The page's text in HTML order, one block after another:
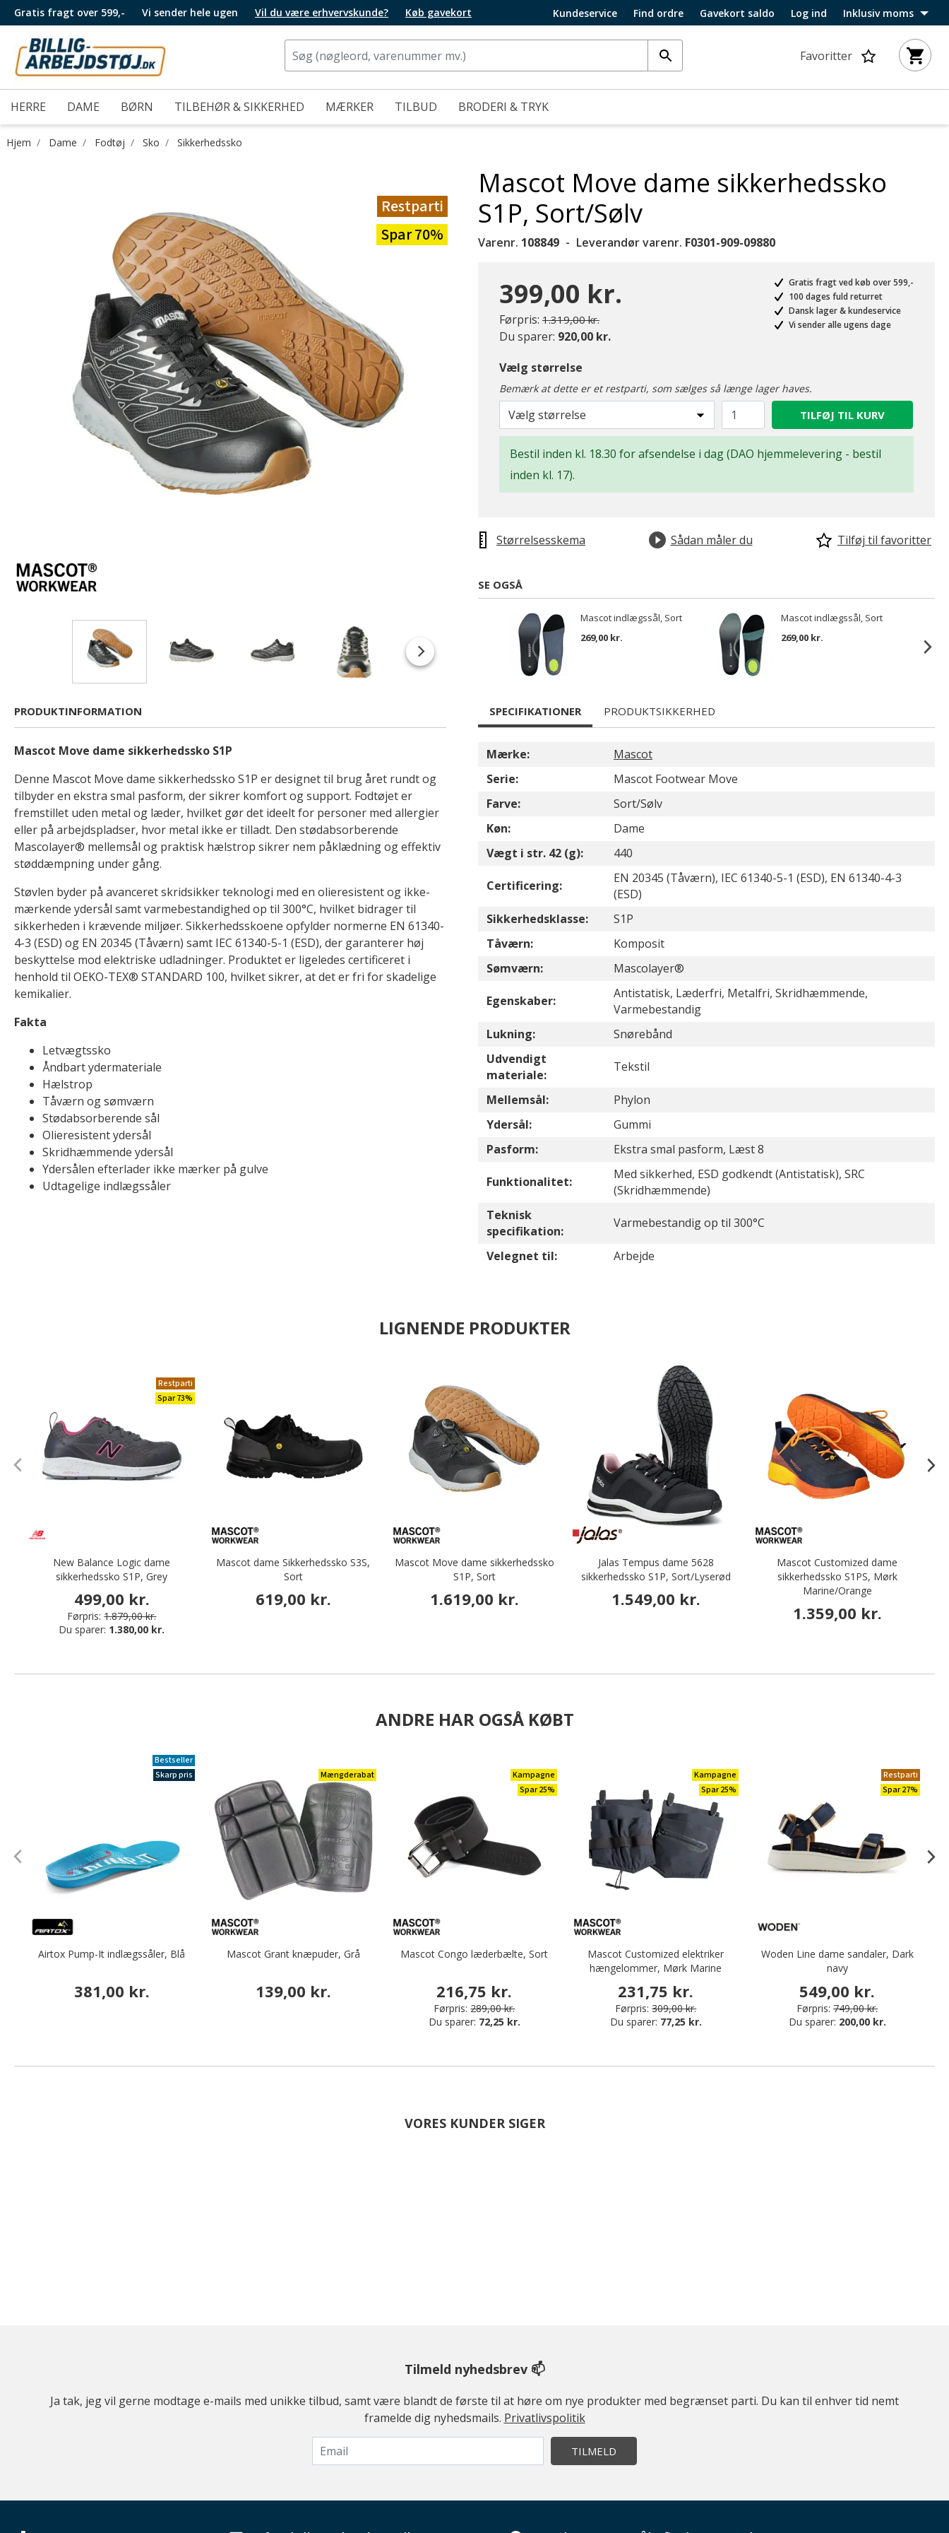
Gratis fragt over 599,- Vi sender hele ugen Vil du være erhvervskunde? Køb gavekort Kundeservice Find ordre Gavekort saldo Log ind Inklusiv moms
Favoritter
HERRE DAME BØRN TILBEHØR & SIKKERHED MÆRKER TILBUD BRODERI & TRYK
Hjem Dame Fodtøj Sko Sikkerhedssko
Restparti
Spar 70%
Mascot Move dame sikkerhedssko
S1P, Sort/Sølv
Varenr. 108849 Leverandør varenr. F0301-909-09880
399,00 kr.
Førpris: Pris nedsat fra
1.319,00 kr.til
Du sparer: 920,00 kr.
Gratis fragt ved køb over 599,-
100 dages fuld returret
Dansk lager & kundeservice
Vi sender alle ugens dage
Vælg størrelse
Bemærk at dette er et restparti, som sælges så længe lager haves.
Vælg størrelse TILFØJ TIL KURV
Bestil inden kl. 18.30 for afsendelse i dag (DAO hjemmelevering - bestil
inden kl. 17).
Størrelsesskema Sådan måler du Tilføj til favoritter
SE OGSÅ
Mascot indlægssål, Sort
269,00 kr.
Mascot indlægssål, Sort
269,00 kr.
PRODUKTINFORMATION
Mascot Move dame sikkerhedssko S1P
Denne Mascot Move dame sikkerhedssko S1P er designet til brug året rundt og
tilbyder en ekstra smal pasform, der sikrer komfort og support. Fodtøjet er
fremstillet uden metal og læder, hvilket gør det ideelt for personer med allergier
eller på arbejdspladser, hvor metal ikke er tilladt. Den stødabsorberende
Mascolayer® mellemsål og praktisk hælstrop sikrer nem påklædning og effektiv
støddæmpning under gång.
Støvlen byder på avanceret skridsikker teknologi med en olieresistent og ikke-
mærkende ydersål samt varmebestandighed op til 300°C, hvilket bidrager til
sikkerheden i krævende miljøer. Sikkerhedsskoene opfylder normerne EN 61340-
4-3 (ESD) og EN 20345 (Tåværn) samt IEC 61340-5-1 (ESD), der garanterer høj
beskyttelse mod elektriske udladninger. Produktet er ligeledes certificeret i
henhold til OEKO-TEX® STANDARD 100, hvilket sikrer, at det er fri for skadelige
kemikalier.
Fakta
Letvægtssko
Åndbart ydermateriale
Hælstrop
Tåværn og sømværn
Stødabsorberende sål
Olieresistent ydersål
Skridhæmmende ydersål
Ydersålen efterlader ikke mærker på gulve
Udtagelige indlægssåler
SPECIFIKATIONER PRODUKTSIKKERHED
Mærke:
Mascot
Serie:
Mascot Footwear Move
Farve:
Sort/Sølv
Køn:
Dame
Vægt i str. 42 (g):
440
Certificering:
EN 20345 (Tåværn), IEC 61340-5-1 (ESD), EN 61340-4-3
(ESD)
Sikkerhedsklasse:
S1P
Tåværn:
Komposit
Sømværn:
Mascolayer®
Egenskaber:
Antistatisk, Læderfri, Metalfri, Skridhæmmende,
Varmebestandig
Lukning:
Snørebånd
Udvendigt
materiale:
Tekstil
Mellemsål:
Phylon
Ydersål:
Gummi
Pasform:
Ekstra smal pasform, Læst 8
Funktionalitet:
Med sikkerhed, ESD godkendt (Antistatisk), SRC
(Skridhæmmende)
Teknisk
specifikation:
Varmebestandig op til 300°C
Velegnet til: Arbejde
LIGNENDE PRODUKTER
Restparti
Spar 73%
New Balance Logic dame
sikkerhedssko S1P, Grey
499,00 kr.
Førpris: 1.879,00 kr.
Du sparer: 1.380,00 kr.
Mascot dame Sikkerhedssko S3S,
Sort
619,00 kr.
Mascot Move dame sikkerhedssko
S1P, Sort
1.619,00 kr.
Jalas Tempus dame 5628
sikkerhedssko S1P, Sort/Lyserød
1.549,00 kr.
Mascot Customized dame
sikkerhedssko S1PS, Mørk
Marine/Orange
1.359,00 kr.
ANDRE HAR OGSÅ KØBT
Bestseller
Skarp pris
Airtox Pump-It indlægssåler, Blå
381,00 kr.
Mængderabat
Mascot Grant knæpuder, Grå
139,00 kr.
Kampagne
Spar 25%
Mascot Congo læderbælte, Sort
216,75 kr.
Førpris: 289,00 kr.
Du sparer: 72,25 kr.
Kampagne
Spar 25%
Mascot Customized elektriker
hængelommer, Mørk Marine
231,75 kr.
Førpris: 309,00 kr.
Du sparer: 77,25 kr.
Restparti
Spar 27%
Woden Line dame sandaler, Dark
navy
549,00 kr.
Førpris: 749,00 kr.
Du sparer: 200,00 kr.
VORES KUNDER SIGER
Tilmeld nyhedsbrev 📫
Ja tak, jeg vil gerne modtage e-mails med unikke tilbud, samt være blandt de første til at høre om nye produkter med begrænset parti. Du kan til enhver tid nemt
framelde dig nyhedsmails. Privatlivspolitik
TILMELD